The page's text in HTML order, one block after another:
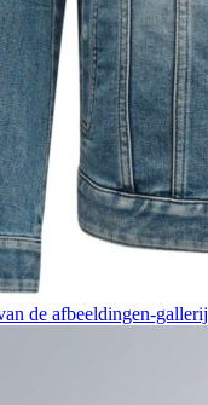
de afbeeldingen-gallerij